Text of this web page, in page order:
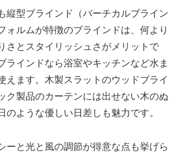
縦型ブラインド（バーチカルブライン
ォルムが特徴のブラインドは、何より
さとスタイリッシュさがメリットで
ラインドなら浴室やキッチンなど水ま
えます。木製スラットのウッドブライ
ク製品のカーテンには出せない木のぬ
のような優しい日差しも魅力です。
ーと光と風の調節が得意な点も挙げら